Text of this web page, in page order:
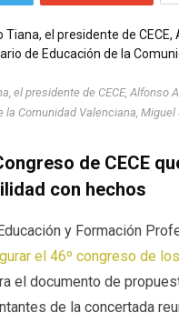
el presidente de CECE, Alfonso
Comunidad Valenciana, Miguel
de CECE
con hechos
y Formación
el 46º congreso de
el documento de
de la concertada